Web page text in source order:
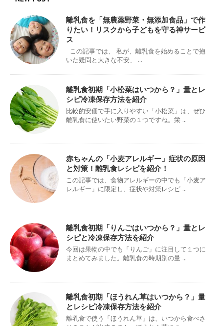
離乳食を「無農薬野菜・無添加食品」で作
りたい！リスクから子どもを守る神サービ
ス
この記事では、 私が、離乳食を始めることで抱
いた疑問と大きな不安、 ...
離乳食初期「小松菜はいつから？」量とレ
シピ冷凍保存方法を紹介
比較的安価で手に入りやすい「小松菜」は、ぜひ
離乳食に使いたい野菜の１つですね。栄 ...
赤ちゃんの「小麦アレルギー」症状の原因
と対策！離乳食レシピを紹介！
この記事では、食物アレルギーの中でも「小麦ア
レルギー」に限定し、症状や対策レシピ ...
離乳食初期「りんごはいつから？」量とレ
シピと冷凍保存方法を紹介
今回は果物の中でも「りんご」に注目して１つに
まとめてみました。離乳食の時期別の量 ...
離乳食初期「ほうれん草はいつから？」量
とレシピ冷凍保存方法を紹介
離乳食で使う「ほうれん草」は、いつから食べさ